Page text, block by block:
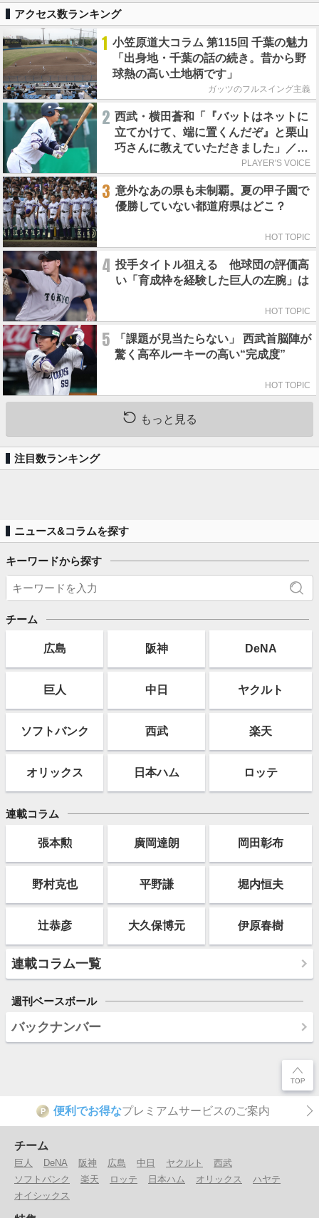
アクセス数ランキング
1 小笠原道大コラム 第115回 千葉の魅力
「出身地・千葉の話の続き。昔から野
球熱の高い土地柄です」
ガッツのフルスイング主義
2 西武・横田蒼和「『バットはネットに
立てかけて、端に置くんだぞ』と栗山
巧さんに教えていただきました」／憧
PLAYER'S VOICE
3 意外なあの県も未制覇。夏の甲子園で
優勝していない都道府県はどこ？
HOT TOPIC
4 投手タイトル狙える 他球団の評価高
い「育成枠を経験した巨人の左腕」は
HOT TOPIC
5
「課題が見当たらない」 西武首脳陣が
驚く高卒ルーキーの高い“完成度”
HOT TOPIC
もっと見る
注目数ランキング
ニュース&コラムを探す
キーワードから探す
チーム
広島 阪神 DeNA
巨人 中日 ヤクルト
ソフトバンク 西武 楽天
オリックス 日本ハム ロッテ
連載コラム
張本勲 廣岡達朗 岡田彰布
野村克也 平野謙 堀内恒夫
辻恭彦 大久保博元 伊原春樹
連載コラム一覧
週刊ベースボール
バックナンバー
P 便利でお得なプレミアムサービスのご案内
チーム
巨人 DeNA 阪神 広島 中日 ヤクルト
西武
ソフトバンク
楽天 ロッテ 日本ハム オリックス
ハヤテ
オイシックス